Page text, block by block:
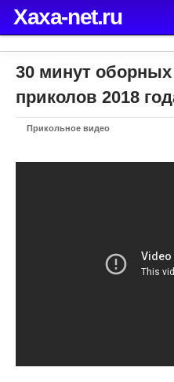
Xaxa-net.ru
30 минут
приколов 2018
Прикольное видео